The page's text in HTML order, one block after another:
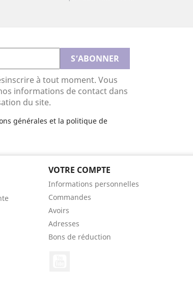
à tout moment. Vous
informations de contact dans
du site.
générales et la politique de
VOTRE COMPTE
Informations personnelles
Commandes
Avoirs
Adresses
Bons de réduction